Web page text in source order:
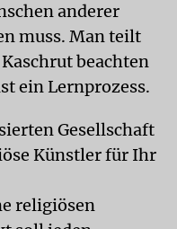
anderer
muss. Man teilt
beachten
ein Lernprozess.
Gesellschaft
Künstler für Ihr
religiösen